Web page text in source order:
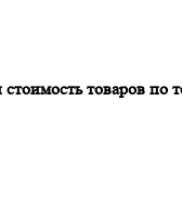
товаров по